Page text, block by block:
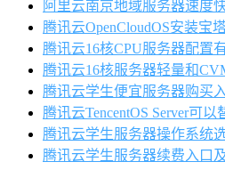
阿里云南京地域服务器速度
腾讯云OpenCloudOS安装宝
腾讯云16核CPU服务器配置
腾讯云16核服务器轻量和
腾讯云学生便宜服务器购买
腾讯云TencentOS Server可以
腾讯云学生服务器操作系统
腾讯云学生服务器续费入口